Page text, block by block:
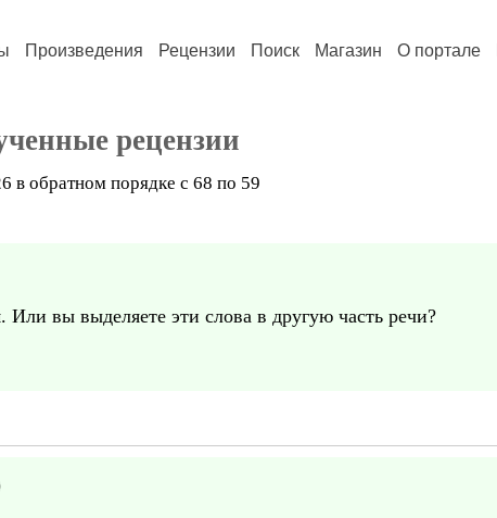
Произведения Рецензии Поиск Магазин О портале
рецензии
в обратном порядке с 68 по 59
вы выделяете эти слова в другую часть речи?